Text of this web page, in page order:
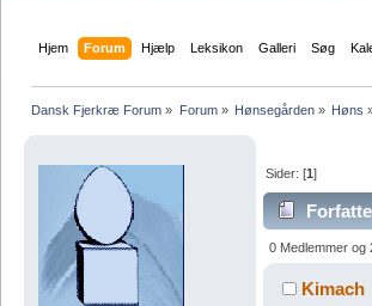
Hjem Forum Hjælp Leksikon Galleri Søg
Dansk Fjerkræ Forum » Forum» Hønsegården» Høns
Sider: [1]
0 Medlemmer
Kimach